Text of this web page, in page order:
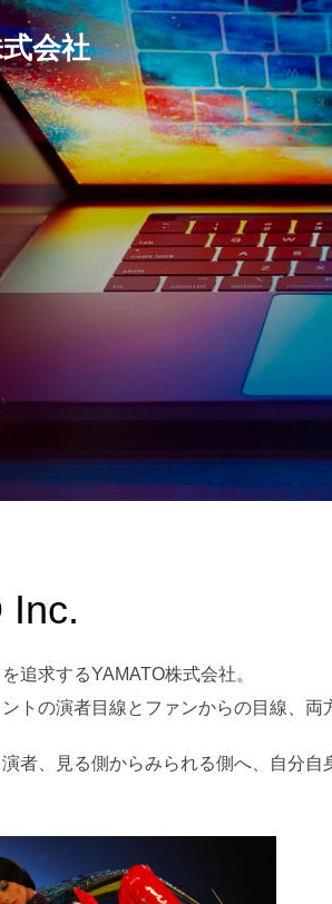
会社
Inc.
追求するYAMATO株式会社。
トの演者目線とファンからの目線、
者、見る側からみられる側へ、自分